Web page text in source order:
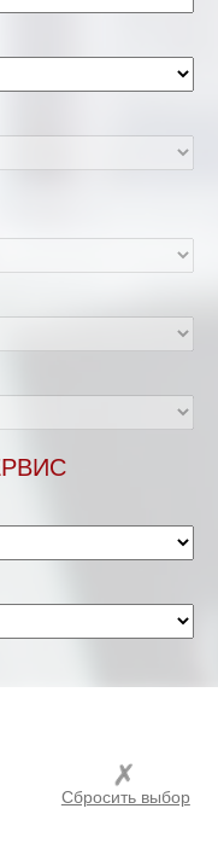
Сбросить выбор